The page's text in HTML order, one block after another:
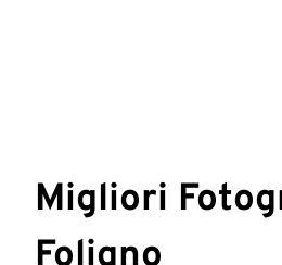
Migliori